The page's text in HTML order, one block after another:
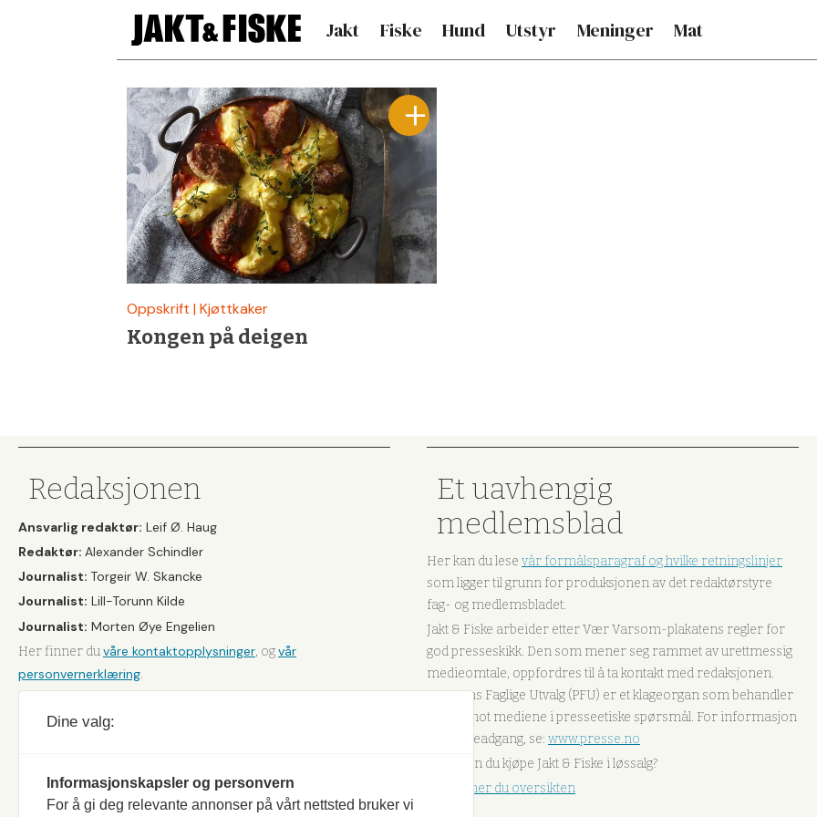
Jakt Fiske Hund Utstyr Meninger Mat
kjøttkaker
Fiske
Oppskrift | Kjøttkaker
Kongen på deigen
Redaksjonen
Ansvarlig redaktør: Leif Ø. Haug
Redaktør: Alexander Schindler
Journalist: Torgeir W. Skancke
Journalist: Lill-Torunn Kilde
Journalist: Morten Øye Engelien
Her finner duvåre kontaktopplysninger, ogvår
personvernerklæring.
Et uavhengig
medlemsblad
Her kan du lese vår formålsparagraf og hvilke retningslinjer
som ligger til grunn for produksjonen av det redaktørstyre
fag- og medlemsbladet.
Jakt & Fiske arbeider etter Vær Varsom-plakatens regler for
god presseskikk. Den som mener seg rammet av urettmessig
medieomtale, oppfordres til å ta kontakt med redaksjonen.
Pressens Faglige Utvalg (PFU) er et klageorgan som behandler
klager mot mediene i presseetiske spørsmål. For informasjon
om klageadgang, se: www.presse.no
Hvor kan du kjøpe Jakt & Fiske i løssalg?
Her finner du oversikten
Dine valg:
Informasjonskapsler og personvern
For å gi deg relevante annonser på vårt nettsted bruker vi